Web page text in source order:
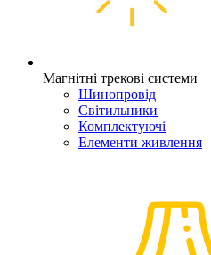
Магнітні трекові системи
Шинопровід
Світильники
Комплектуючі
Елементи живлення